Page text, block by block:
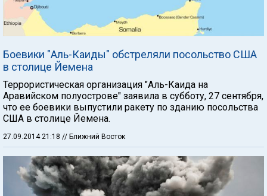
Боевики "Аль-Каиды" обстреляли посольство США
в столице Йемена
Террористическая организация "Аль-Каида на
Аравийском полуострове" заявила в субботу, 27 сентября,
что ее боевики выпустили ракету по зданию посольства
США в столице Йемена.
27.09.2014 21:18 // Ближний Восток